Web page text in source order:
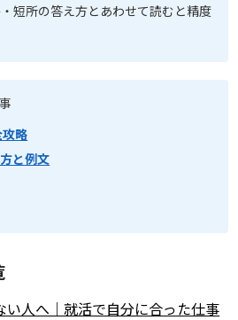
短所の答え方とあわせて読むと精度
略
と例文
人へ｜就活で自分に合った仕事